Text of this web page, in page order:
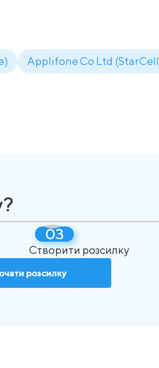
Applifone Co Ltd
Створити розсилку
розсилку